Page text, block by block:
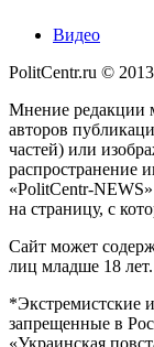
Видео
PolitCentr.ru ©
Мнение редакции
авторов
частей) или
распространение
«PolitCentr-
на страницу, с
Сайт может
лиц младше 18 лет.
*Экстремистские
запрещенные в